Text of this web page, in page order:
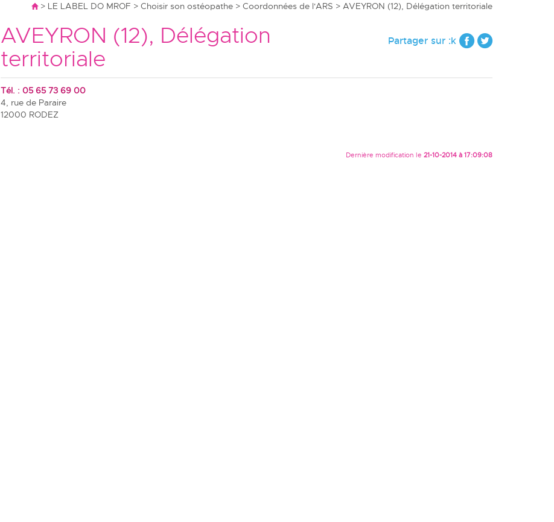
> LE LABEL DO MROF > Choisir son ostéopathe > Coordonnées de l'ARS > AVEYRON (12), Délégation territoriale
Partager sur :k
AVEYRON (12), Délégation
territoriale
Tél. : 05 65 73 69 00
4, rue de Paraire
12000 RODEZ
Dernière modification le 21-10-2014 à 17:09:08